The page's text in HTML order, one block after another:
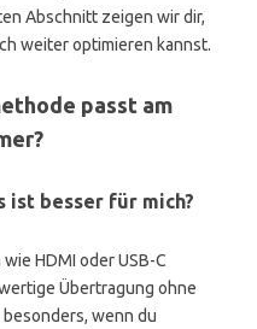
Abschnitt zeigen wir dir,
weiter optimieren kannst.
passt am
ist besser für mich?
HDMI oder USB-C
Übertragung ohne
wenn du